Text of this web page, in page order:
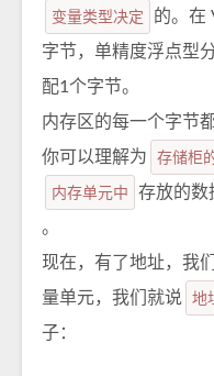
变量类型决定
的。在
字节，单精度浮点型
配1个字节。
内存区的每一个字节
你可以理解为
存储柜
内存单元中
存放的数
。
现在，有了地址，我
量单元，我们就说 地
子：